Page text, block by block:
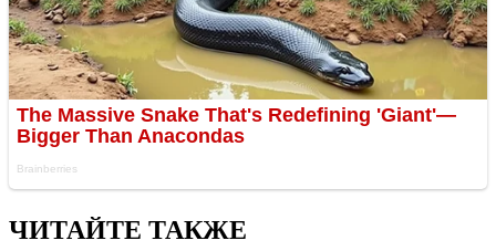
ЧИТАЙТЕ ТАКЖЕ